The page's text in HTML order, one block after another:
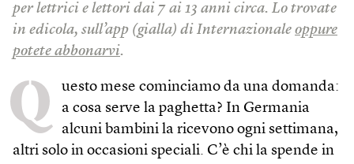
per lettrici e lettori dai 7 ai 13 anni circa. Lo trovate
in edicola, sull’app (gialla) di Internazionale oppure
potete abbonarvi.
Q uesto mese cominciamo da una domanda:
a cosa serve la paghetta? In Germania
alcuni bambini la ricevono ogni settimana,
altri solo in occasioni speciali. C’è chi la spende in